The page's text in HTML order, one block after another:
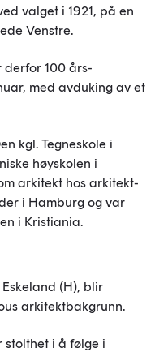
valget i 1921, på en
Venstre.
derfor 100 års-
med avduking av et
kgl. Tegneskole i
høyskolen i
arkitekt hos arkitekt-
i Hamburg og var
i Kristiania.
(H), blir
arkitektbakgrunn.
stolthet i å følge i